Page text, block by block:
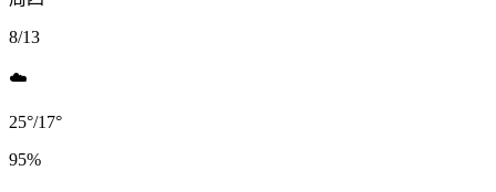
8/13
☁️
25°/17°
95%